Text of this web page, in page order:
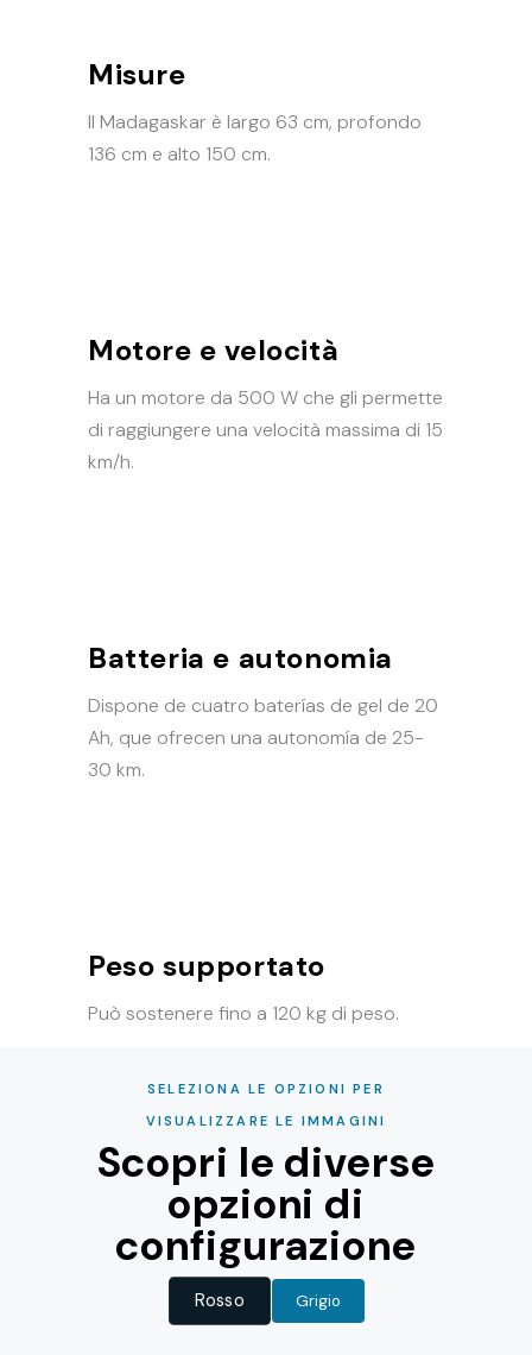
Misure
Il Madagaskar è largo 63 cm, profondo
136 cm e alto 150 cm.
Motore e velocità
Ha un motore da 500 W che gli permette
di raggiungere una velocità massima di 15
km/h.
Batteria e autonomia
Dispone de cuatro baterías de gel de 20
Ah, que ofrecen una autonomía de 25-
30 km.
Peso supportato
Può sostenere fino a 120 kg di peso.
SELEZIONA LE OPZIONI PER
VISUALIZZARE LE IMMAGINI
Scopri le diverse
opzioni di
configurazione
Rosso Grigio